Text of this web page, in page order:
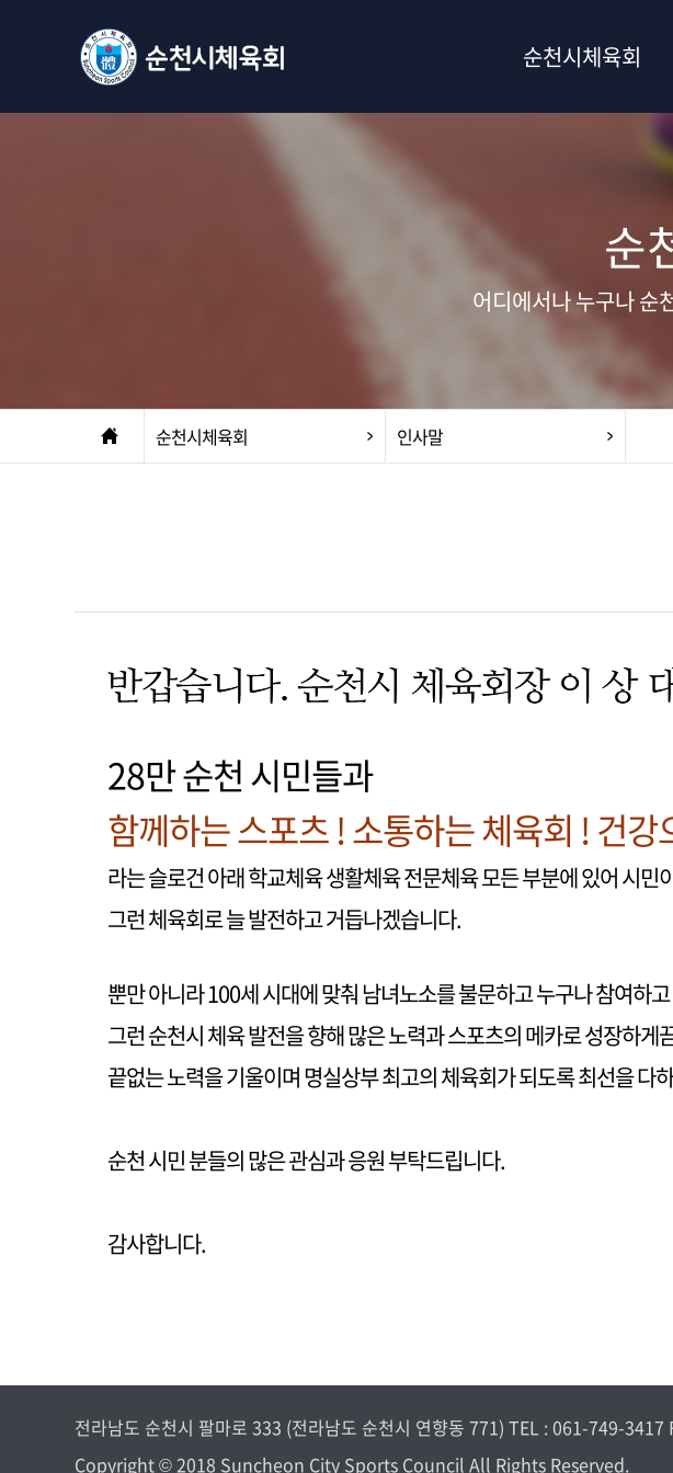
순천시체육회
순
어디에서나 누구나 순
순천시체육회 인사말
28만 순천 시민들과
함께하는 스포츠 ! 소통하는 체육회 ! 건강
라는 슬로건 아래 학교체육 생활체육 전문체육 모든 부분에 있어 시민
그런 체육회로 늘 발전하고 거듭나겠습니다.
뿐만 아니라 100세 시대에 맞춰 남녀노소를 불문하고 누구나 참여하
그런 순천시 체육 발전을 향해 많은 노력과 스포츠의 메카로 성장하게
끝없는 노력을 기울이며 명실상부 최고의 체육회가 되도록 최선을 다
순천 시민 분들의 많은 관심과 응원 부탁드립니다.
감사합니다.
전라남도 순천시 팔마로 333 (전라남도 순천시 연향동 771) TEL : 061-749-
Copyright © 2018 Suncheon City Sports Council All Rights Reserved.